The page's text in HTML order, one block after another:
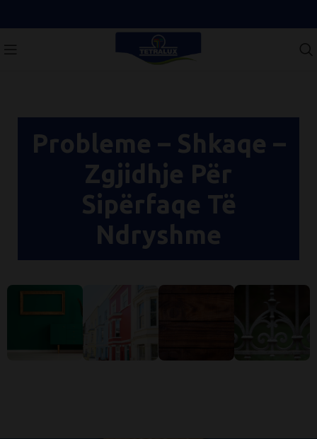
Probleme – Shkaqe –
Zgjidhje Për
Sipërfaqe Të
Ndryshme